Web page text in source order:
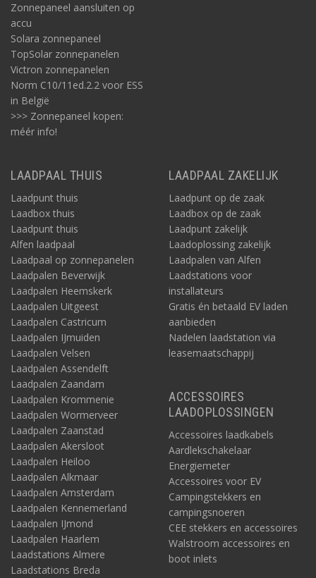
Zonnepaneel aansluiten op
accu
Solara zonnepaneel
TopSolar zonnepanelen
Victron zonnepanelen
Norm C10/11ed.2.2 voor ESS
in België
>>> Zonnepaneel kopen:
méér info!
LAADPAAL THUIS
Laadpunt thuis
Laadbox thuis
Laadpunt thuis
Alfen laadpaal
Laadpaal op zonnepanelen
Laadpalen Beverwijk
Laadpalen Heemskerk
Laadpalen Uitgeest
Laadpalen Castricum
Laadpalen IJmuiden
Laadpalen Velsen
Laadpalen Assendelft
Laadpalen Zaandam
Laadpalen Krommenie
Laadpalen Wormerveer
Laadpalen Zaanstad
Laadpalen Akersloot
Laadpalen Heiloo
Laadpalen Alkmaar
Laadpalen Amsterdam
Laadpalen Kennemerland
Laadpalen IJmond
Laadpalen Haarlem
Laadstations Almere
Laadstations Breda
LAADPAAL ZAKELIJK
Laadpunt op de zaak
Laadbox op de zaak
Laadpunt zakelijk
Laadoplossing zakelijk
Laadpalen van Alfen
Laadstations voor
installateurs
Gratis én betaald EV laden
aanbieden
Nadelen laadstation via
leasemaatschappij
ACCESSOIRES
LAADOPLOSSINGEN
Accessoires laadkabels
Aardlekschakelaar
Energiemeter
Accessoires voor EV
Campingstekkers en
campingsnoeren
CEE stekkers en accessoires
Walstroom accessoires en
boot inlets